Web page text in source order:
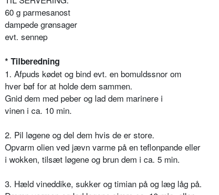
60 g parmesanost
dampede grønsager
evt. sennep
* Tilberedning
1. Afpuds kødet og bind evt. en bomuldssnor om
hver bøf for at holde dem sammen.
Gnid dem med peber og lad dem marinere i
vinen i ca. 10 min.
2. Pil løgene og del dem hvis de er store.
Opvarm olien ved jævn varme på en teflonpande eller
i wokken, tilsæt løgene og brun dem i ca. 5 min.
3. Hæld vineddike, sukker og timian på og læg låg på.